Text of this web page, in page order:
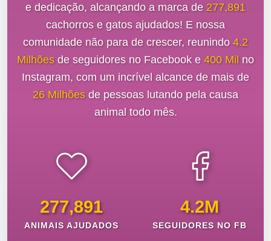
e dedicação, alcançando a marca de 277,891
cachorros e gatos ajudados! E nossa
comunidade não para de crescer, reunindo 4.2
Milhõesde seguidores no Facebook e 400 Mil no
Instagram, com um incrível alcance de mais de
26 Milhõesde pessoas lutando pela causa
animal todo mês.
277,891
ANIMAIS AJUDADOS
4.2M
SEGUIDORES NO FB